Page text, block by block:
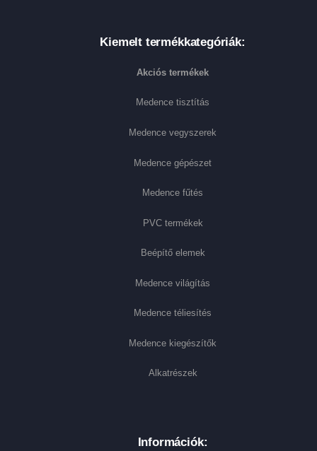
Kiemelt termékkategóriák:
Akciós termékek
Medence tisztítás
Medence vegyszerek
Medence gépészet
Medence fűtés
PVC termékek
Beépítő elemek
Medence világítás
Medence téliesítés
Medence kiegészítők
Alkatrészek
Információk: